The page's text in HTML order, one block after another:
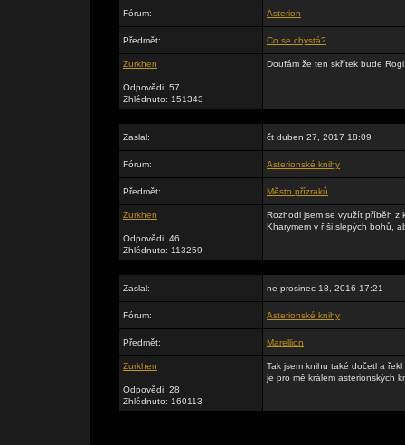
Fórum: Asterion
Předmět: Co se chystá?
Zurkhen
Odpovědi: 57
Zhlédnuto: 151343
Doufám že ten skřítek bude
Zaslal: čt duben 27, 2017 18:09
Fórum: Asterionské knihy
Předmět: Město přízraků
Zurkhen
Odpovědi: 46
Zhlédnuto: 113259
Rozhodl jsem se využít příběh z
Kharymem v říši slepých bohů,
Zaslal: ne prosinec 18, 2016 17:21
Fórum: Asterionské knihy
Předmět: Marellion
Zurkhen
Odpovědi: 28
Zhlédnuto: 160113
Tak jsem knihu také dočetl a
je pro mě králem asterionských